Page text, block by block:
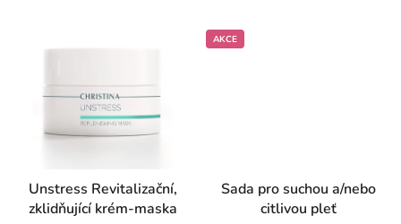
Unstress Revitalizační,
zklidňující krém-maska
AKCE
Sada pro suchou a/nebo
citlivou pleť